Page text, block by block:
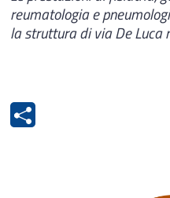
reumatologia e
la struttura di via De Luca